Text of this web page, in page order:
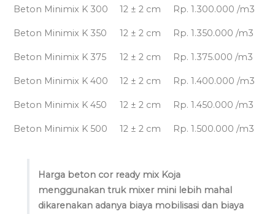
Beton Minimix K 300 12 ± 2 cm Rp. 1.300.000 /m3
Beton Minimix K 350 12 ± 2 cm Rp. 1.350.000 /m3
Beton Minimix K 375 12 ± 2 cm Rp. 1.375.000 /m3
Beton Minimix K 400 12 ± 2 cm Rp. 1.400.000 /m3
Beton Minimix K 450 12 ± 2 cm Rp. 1.450.000 /m3
Beton Minimix K 500 12 ± 2 cm Rp. 1.500.000 /m3
Harga beton cor ready mix Koja
menggunakan truk mixer mini lebih mahal
dikarenakan adanya biaya mobilisasi dan biaya